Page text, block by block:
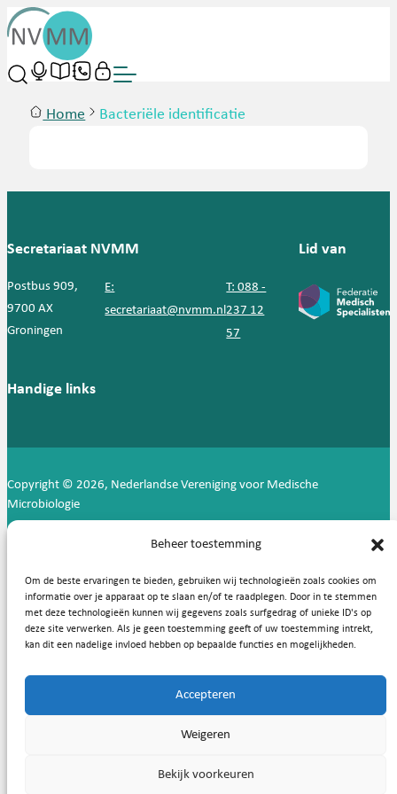
Beheer toestemming
Om de beste ervaringen te bieden, gebruiken wij technologieën zoals cookies om
informatie over je apparaat op te slaan en/of te raadplegen. Door in te stemmen
met deze technologieën kunnen wij gegevens zoals surfgedrag of unieke ID's op
deze site verwerken. Als je geen toestemming geeft of uw toestemming intrekt,
kan dit een nadelige invloed hebben op bepaalde functies en mogelijkheden.
Accepteren
Weigeren
Bekijk voorkeuren
Home Bacteriële identificatie
Secretariaat NVMM
Postbus 909,
9700 AX
Groningen
E:
secretariaat@nvmm.nl
T: 088 -
237 12
57
Lid van
Handige links
Copyright © 2026, Nederlandse Vereniging voor Medische
Microbiologie